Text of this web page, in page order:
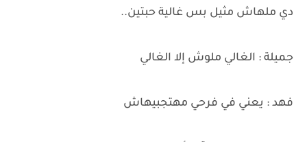
دي ملهاش مثيل بس غالية حبتين..
جميلة : الغالي ملوش إلا الغالي
فهد : يعني في فرحي مهتجبيهاش